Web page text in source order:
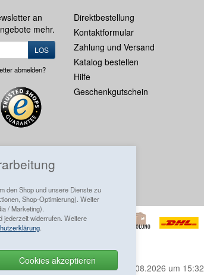
den Shop und unsere Dienste zu
Shop-Optimierung). Weiter
/ Marketing).
jederzeit widerrufen. Weitere
Cookies akzeptieren
an
mehr.
LOS
abmelden?
Direktbestellung
Kontaktformular
Zahlung und Versand
Katalog bestellen
Hilfe
Geschenkgutschein
Versandkosten
Letzte Aktualisierung vomam 06.08.2026 um 15:32